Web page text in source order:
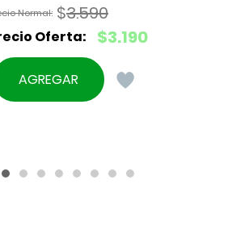
$3.590
El
precio
original
$3.190
El
precio
actual
AGREGAR